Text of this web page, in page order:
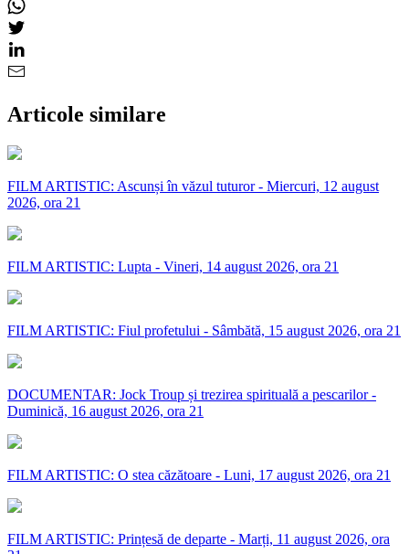
Articole similare
FILM ARTISTIC: Ascunși în văzul tuturor - Miercuri, 12 august
2026, ora 21
FILM ARTISTIC: Lupta - Vineri, 14 august 2026, ora 21
FILM ARTISTIC: Fiul profetului - Sâmbătă, 15 august 2026, ora 21
DOCUMENTAR: Jock Troup și trezirea spirituală a pescarilor -
Duminică, 16 august 2026, ora 21
FILM ARTISTIC: O stea căzătoare - Luni, 17 august 2026, ora 21
FILM ARTISTIC: Prințesă de departe - Marți, 11 august 2026, ora